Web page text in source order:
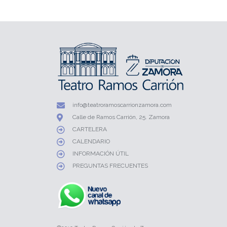
info@teatroramoscarrionzamora.com
Calle de Ramos Carrión, 25. Zamora
CARTELERA
CALENDARIO
INFORMACIÓN ÚTIL
PREGUNTAS FRECUENTES